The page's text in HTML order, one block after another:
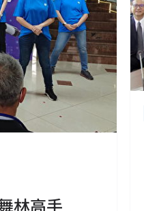
林高手